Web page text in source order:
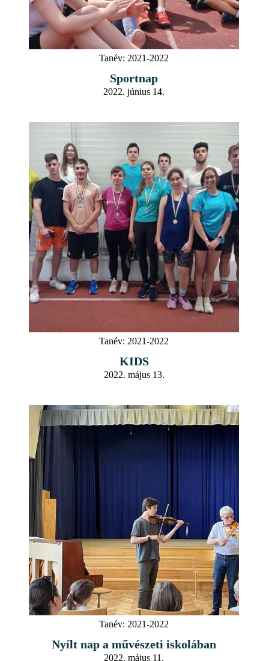
Tanév: 2021-2022
Sportnap
2022. június 14.
Tanév: 2021-2022
KIDS
2022. május 13.
Tanév: 2021-2022
Nyílt nap a művészeti iskolában
2022. május 11.